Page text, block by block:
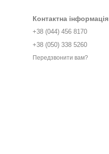
Контактна інформація
+38 (044) 456 8170
+38 (050) 338 5260
Передзвонити вам?